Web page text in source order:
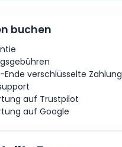
buchen
Ende verschlüsselte Zahlung
auf Trustpilot
auf Google